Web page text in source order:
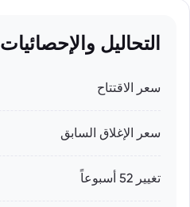
التحاليل والإحصائيات
سعر الاقتتاح
سعر الإغلاق السابق
تغيير 52 أسبوعاً